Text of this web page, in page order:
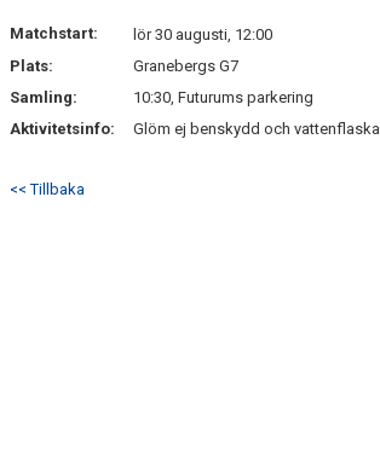
KONTAKT
Matchstart:
lör 30 augusti, 12:00
Plats:
Granebergs G7
Samling:
10:30, Futurums parkering
Aktivitetsinfo:
Glöm ej benskydd och vattenflaska
<< Tillbaka